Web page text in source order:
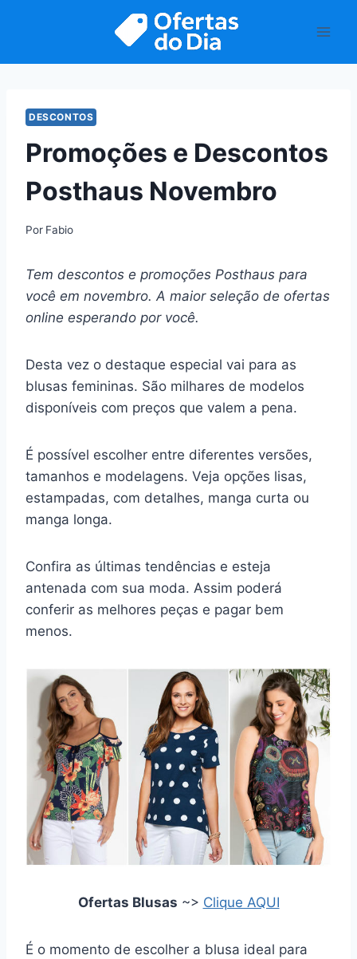
DESCONTOS
Promoções e Descontos
Posthaus Novembro
Por Fabio
Tem descontos e promoções Posthaus para
você em novembro. A maior seleção de ofertas
online esperando por você.
Desta vez o destaque especial vai para as
blusas femininas. São milhares de modelos
disponíveis com preços que valem a pena.
É possível escolher entre diferentes versões,
tamanhos e modelagens. Veja opções lisas,
estampadas, com detalhes, manga curta ou
manga longa.
Confira as últimas tendências e esteja
antenada com sua moda. Assim poderá
conferir as melhores peças e pagar bem
menos.
Ofertas Blusas ~> Clique AQUI
É o momento de escolher a blusa ideal para